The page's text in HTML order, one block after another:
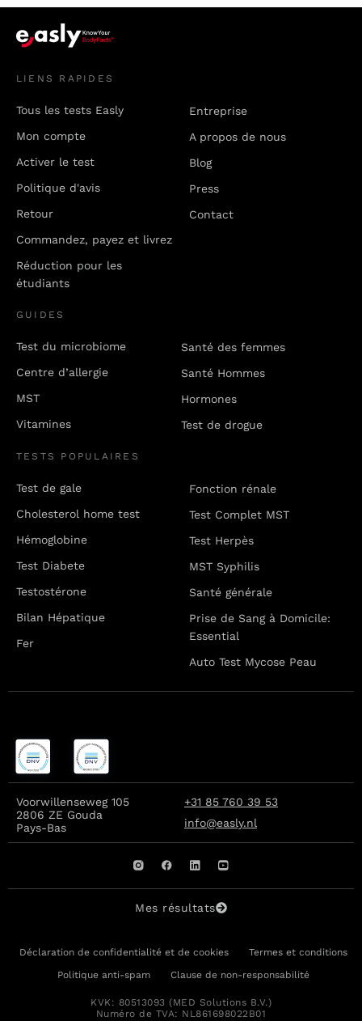
LIENS RAPIDES
Tous les tests Easly
Mon compte
Activer le test
Politique d'avis
Retour
Commandez, payez et livrez
Réduction pour les
étudiants
Entreprise
A propos de nous
Blog
Press
Contact
GUIDES
Test du microbiome
Centre d’allergie
MST
Vitamines
Santé des femmes
Santé Hommes
Hormones
Test de drogue
TESTS POPULAIRES
Test de gale
Cholesterol home test
Hémoglobine
Test Diabete
Testostérone
Bilan Hépatique
Fer
Fonction rénale
Test Complet MST
Test Herpès
MST Syphilis
Santé générale
Prise de Sang à Domicile:
Essential
Auto Test Mycose Peau
Voorwillenseweg 105
2806 ZE Gouda
Pays-Bas
+31 85 760 39 53
info@easly.nl
Mes résultats
Déclaration de confidentialité et de cookies
Termes et conditions
Politique anti-spam
Clause de non-responsabilité
KVK: 80513093 (MED Solutions B.V.)
Numéro de TVA: NL861698022B01